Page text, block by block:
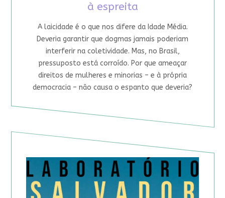
à espreita
A laicidade é o que nos difere da Idade Média.
Deveria garantir que dogmas jamais poderiam
interferir na coletividade. Mas, no Brasil,
pressuposto está corroído. Por que ameaçar
direitos de mulheres e minorias – e à própria
democracia – não causa o espanto que deveria?